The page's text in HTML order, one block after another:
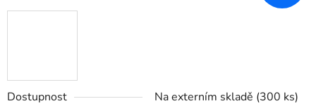
Dostupnost Na externím skladě (300 ks)